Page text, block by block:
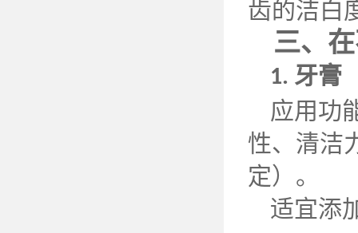
齿的洁白
三、
1. 牙膏
应用功
性、清洁
定）。
适宜添